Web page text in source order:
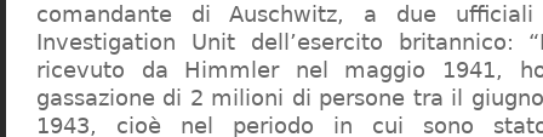
comandante di Auschwitz, a due
Investigation Unit dell’esercito britannico:
ricevuto da Himmler nel maggio 1941,
gassazione di 2 milioni di persone tra il
1943, cioè nel periodo in cui sono